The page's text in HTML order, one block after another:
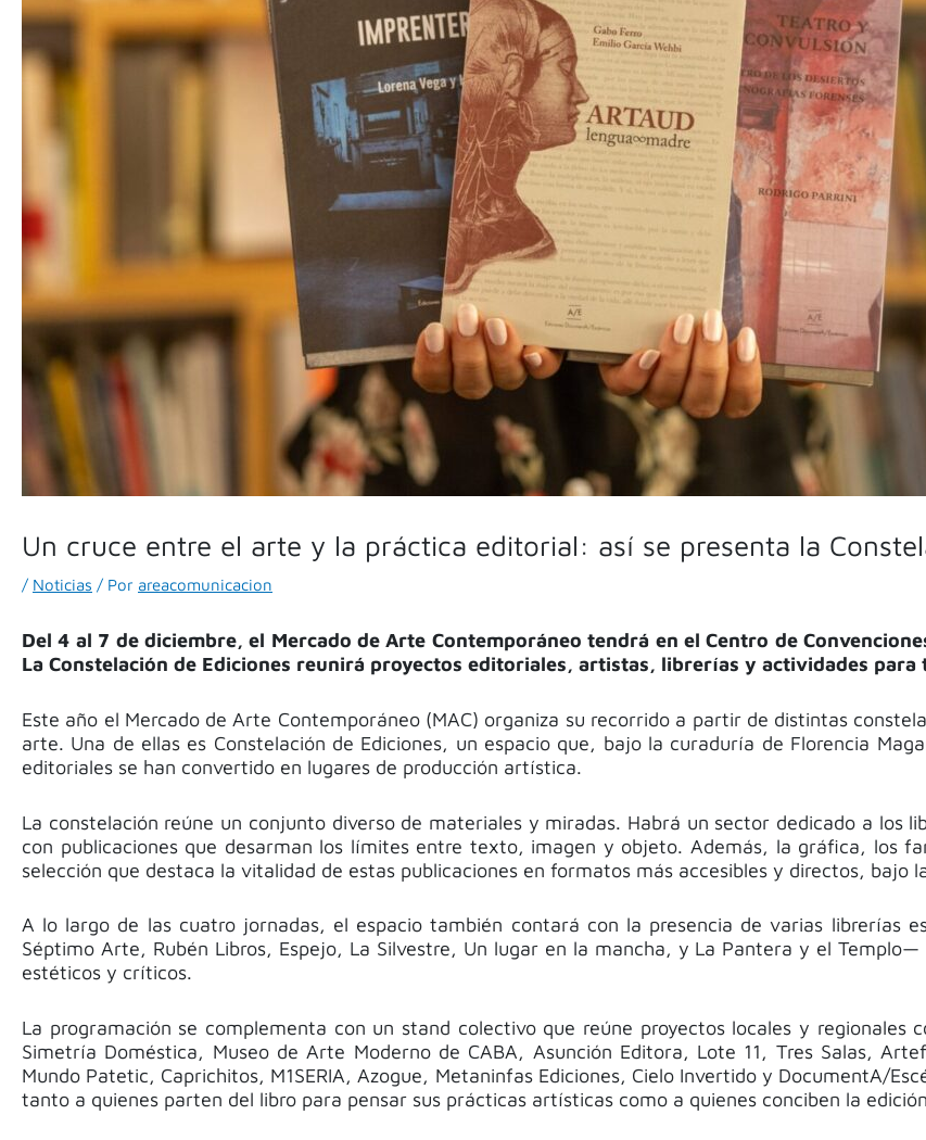
Un cruce entre el arte y la práctica editorial: así se presenta la
/ Noticias / Por areacomunicacion
Del 4 al 7 de diciembre, el Mercado de Arte Contemporáneo tendrá en el Centro de
La Constelación de Ediciones reunirá proyectos editoriales, artistas, librerías y actividades
Este año el Mercado de Arte Contemporáneo (MAC) organiza su recorrido a partir de distintas
arte. Una de ellas es Constelación de Ediciones, un espacio que, bajo la curaduría de Florencia
editoriales se han convertido en lugares de producción artística.
La constelación reúne un conjunto diverso de materiales y miradas. Habrá un sector dedicado a los
con publicaciones que desarman los límites entre texto, imagen y objeto. Además, la gráfica, los
selección que destaca la vitalidad de estas publicaciones en formatos más accesibles y directos, bajo
A lo largo de las cuatro jornadas, el espacio también contará con la presencia de varias librerías
Séptimo Arte, Rubén Libros, Espejo, La Silvestre, Un lugar en la mancha, y La Pantera y el
estéticos y críticos.
La programación se complementa con un stand colectivo que reúne proyectos locales y regionales
Simetría Doméstica, Museo de Arte Moderno de CABA, Asunción Editora, Lote 11, Tres Salas,
Mundo Patetic, Caprichitos, M1SERIA, Azogue, Metaninfas Ediciones, Cielo Invertido y DocumentA/
tanto a quienes parten del libro para pensar sus prácticas artísticas como a quienes conciben la